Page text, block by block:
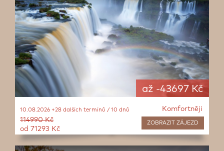
až -43697 Kč
Komfortněji
ZOBRAZIT ZÁJEZD
10.08.2026 +28 dalších termínů / 10 dnů
114990 Kč
od 71293 Kč